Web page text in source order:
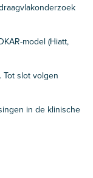
model (Hiatt,
Tot slot volgen
in de klinische